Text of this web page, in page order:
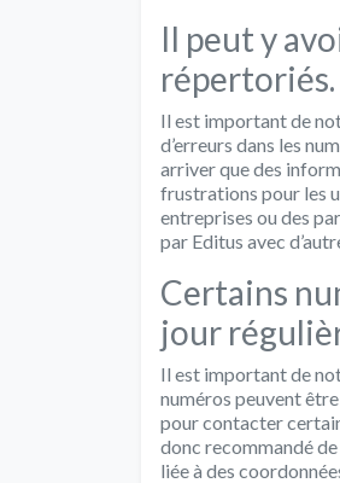
Il peut y
répertoriés.
Il est important de
d’erreurs dans les
arriver que des
frustrations pour les
entreprises ou des
par Editus avec
Certains
jour
Il est important de
numéros peuvent
pour contacter
donc recommandé
liée à des